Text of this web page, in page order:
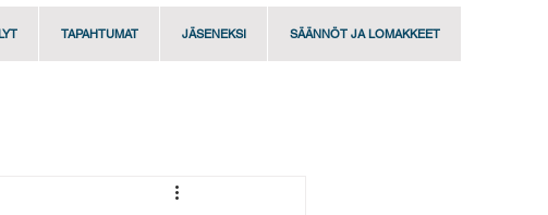
TAPAHTUMAT JÄSENEKSI SÄÄNNÖT JA LOMAKKEET